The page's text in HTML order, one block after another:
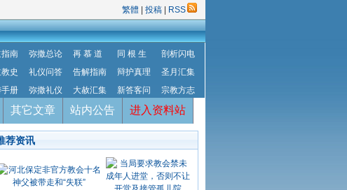
繁體 投稿 RSS
南 弥撒总论 再 慕 道 同 根 生
剖析闪电
史 礼仪问答 告解指南 辩护真理
圣月汇集
册 弥撒礼仪 大赦汇集 新答客问 宗教方志
其它文章 站内公告 进入资料站
荐资讯